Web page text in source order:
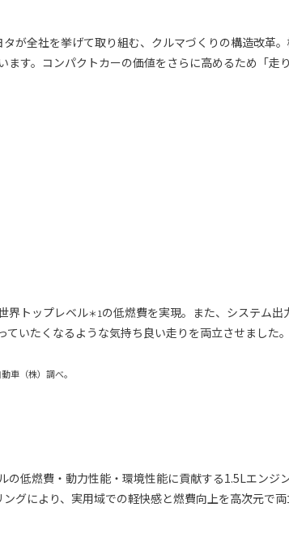
が全社を挙げて取り組む、クルマづくりの構造改革
す。コンパクトカーの価値をさらに高めるため「
界トップレベル＊1の低燃費を実現。また、システム
いたくなるような気持ち良い走りを両立させました。
車（株）調べ。
の低燃費・動力性能・環境性能に貢献する1.5Lエン
グにより、実用域での軽快感と燃費向上を高次元で両